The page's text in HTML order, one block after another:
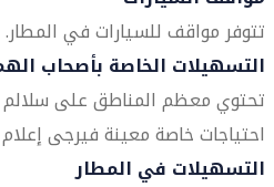
تتوفر مواقف للسيارات في المطار.
التسهيلات الخاصة بأصحاب
تحتوي معظم المناطق على سلالم
احتياجات خاصة معينة فيرجى
التسهيلات في المطار